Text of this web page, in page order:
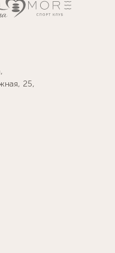
25,